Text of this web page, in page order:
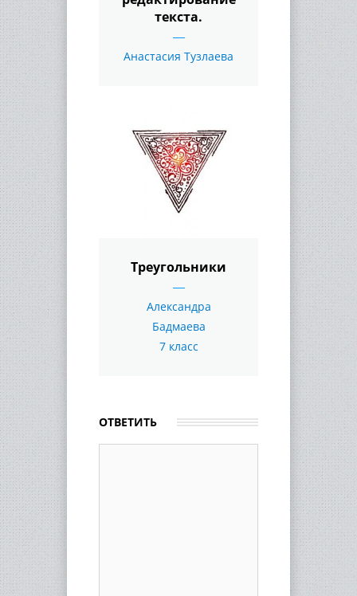
текста.
Анастасия Тузлаева
Треугольники
Александра
Бадмаева
7 класс
ОТВЕТИТЬ